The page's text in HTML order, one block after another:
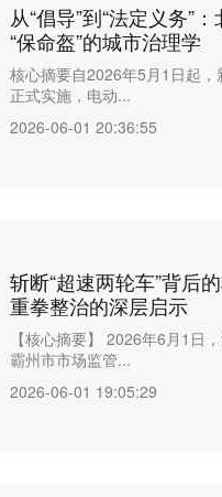
从“倡导”到“法定义务”
“保命盔”的城市治理学
核心摘要自2026年5月1日起，
正式实施，电动...
2026-06-01 20:36:55
斩断“超速两轮车”背后
重拳整治的深层启示
【核心摘要】 2026年6月1日
霸州市市场监管...
2026-06-01 19:05:29